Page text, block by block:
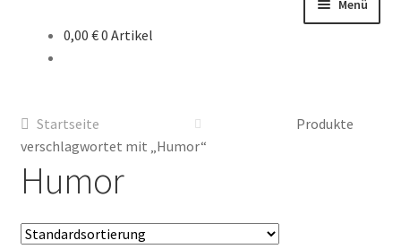
Menü
AGB
Anthologien
Ausschreibung Erotik-Furry-Artbook
0,00 €0 Artikel
Startseite
Produkte
verschlagwortet mit „Humor“
Humor